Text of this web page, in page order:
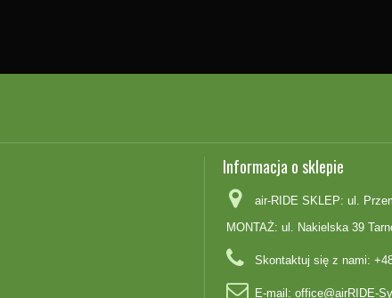
Informacja o sklepie
air-RIDE SKLEP: ul.
MONTAŻ: ul. Nakielska 39
Skontaktuj się z nami:
E-mail: office@airRIDE-